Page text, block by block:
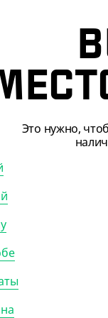
OneClick, 250
(50) КОР (900)
Это нужно,